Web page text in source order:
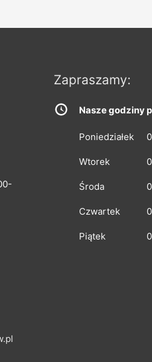
Zapraszamy:
Nasze godziny
Poniedziałek
Wtorek
Środa
Czwartek
Piątek